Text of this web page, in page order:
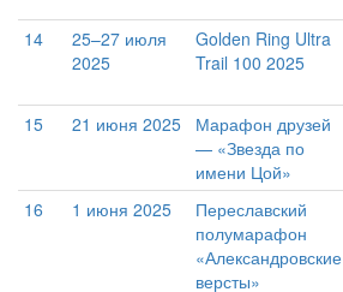
14
25–27 июля
2025
Golden Ring Ultra
Trail 100 2025
15 21 июня 2025
Марафон друзей
— «Звезда по
имени Цой»
16 1 июня 2025
Переславский
полумарафон
«Александровские
версты»